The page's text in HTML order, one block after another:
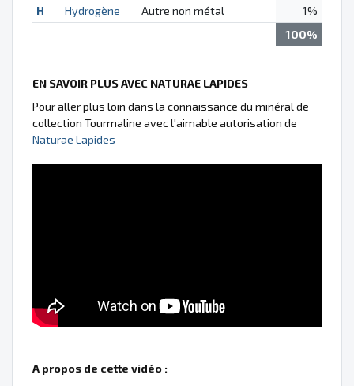
H Hydrogène Autre non métal
1%
100%
EN SAVOIR PLUS AVEC NATURAE LAPIDES
Pour aller plus loin dans la connaissance du minéral de
collection Tourmaline avec l'aimable autorisation de
Naturae Lapides
A propos de cette vidéo :